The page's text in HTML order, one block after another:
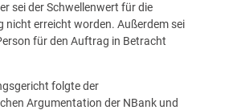
sei der Schwellenwert für die
nicht erreicht worden. Außerdem sei
für den Auftrag in Betracht
folgte der
Argumentation der NBank und